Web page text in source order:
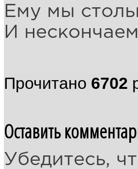
Ему мы
И
Прочитано 6702
Оставить
Убедитесь,